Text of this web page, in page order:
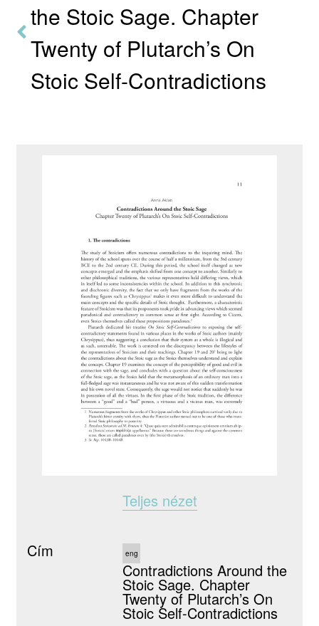
the Stoic Sage. Chapter
Twenty of Plutarch’s On
Stoic Self-Contradictions
Teljes nézet
Cím eng
Contradictions Around the
Stoic Sage. Chapter
Twenty of Plutarch’s On
Stoic Self-Contradictions